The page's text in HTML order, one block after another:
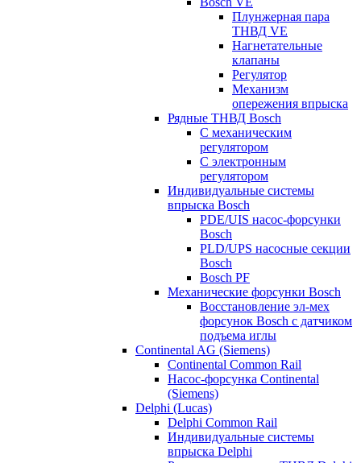
Плунжерная пара
ТНВД VE
Нагнетательные
клапаны
Регулятор
Механизм
опережения впрыска
Рядные ТНВД Bosch
С механическим
регулятором
С электронным
регулятором
Индивидуальные системы
впрыска Bosch
PDE/UIS насос-форсунки
Bosch
PLD/UPS насосные секции
Bosch
Bosch PF
Механические форсунки Bosch
Восстановление эл-мех
форсунок Bosch с датчиком
подъема иглы
Continental AG (Siemens)
Continental Common Rail
Насос-форсунка Continental
(Siemens)
Delphi (Lucas)
Delphi Common Rail
Индивидуальные системы
впрыска Delphi